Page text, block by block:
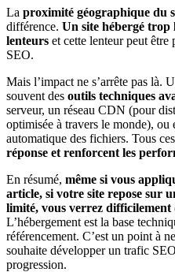
La proximité géographique du
différence. Un site hébergé trop
lenteurs et cette lenteur peut être
SEO.
Mais l’impact ne s’arrête pas là.
souvent des outils techniques
serveur, un réseau CDN (pour
optimisée à travers le monde), ou
automatique des fichiers. Tous
réponse et renforcent les
En résumé, même si vous
article, si votre site repose sur
limité, vous verrez difficilement
L’hébergement est la base
référencement. C’est un point à
souhaite développer un trafic
progression.